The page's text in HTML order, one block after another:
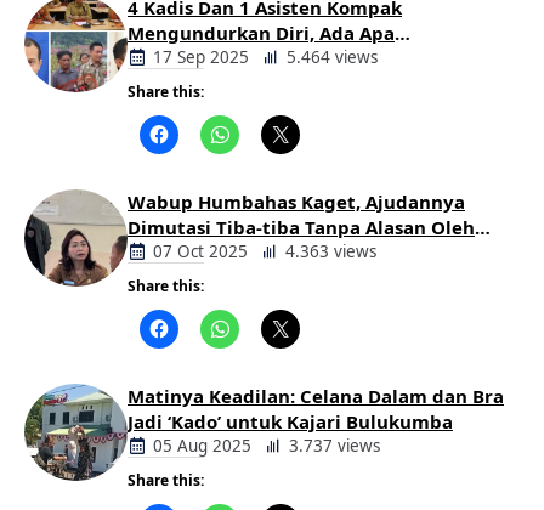
4 Kadis Dan 1 Asisten Kompak
Mengundurkan Diri, Ada Apa
Pemerintahan Oloan
17 Sep 2025 5.464 views
Share this:
Wabup Humbahas Kaget, Ajudannya
Dimutasi Tiba-tiba Tanpa Alasan Oleh
Bupati
07 Oct 2025 4.363 views
Share this:
Matinya Keadilan: Celana Dalam dan Bra
Jadi ‘Kado’ untuk Kajari Bulukumba
05 Aug 2025 3.737 views
Share this: